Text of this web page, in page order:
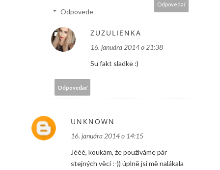
Odpovedať
Odpovede
ZUZULIENKA
16. januára 2014 o 21:38
Su fakt sladke :)
Odpovedať
UNKNOWN
16. januára 2014 o 14:15
Jééé, koukám, že používáme pár
stejných věcí :-)) úplně jsi mě nalákala